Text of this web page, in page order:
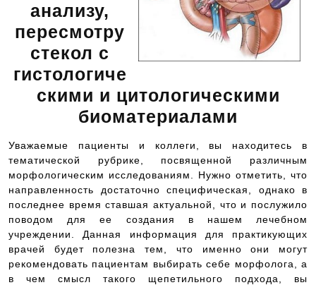
анализу,
пересмотру
стекол с
гистологиче
скими и цитологическими
биоматериалами
Уважаемые пациенты и коллеги, вы находитесь в
тематической рубрике, посвященной различным
морфологическим исследованиям. Нужно отметить, что
направленность достаточно специфическая, однако в
последнее время ставшая актуальной, что и послужило
поводом для ее создания в нашем лечебном
учреждении. Данная информация для практикующих
врачей будет полезна тем, что именно они могут
рекомендовать пациентам выбирать себе морфолога, а
в чем смысл такого щепетильного подхода, вы